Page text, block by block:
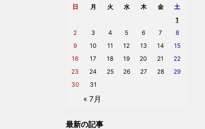
日 月 火 水 木 金 土
« 7月
1
2
3 4 5 6 7
8
9
10 11 12 13 14
15
16
17 18 19 20 21
22
23
24 25 26 27 28
29
30
31
最新の記事